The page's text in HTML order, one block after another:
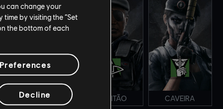
CAVEIRA
CAPITÃO
BLACKBEARD
can change your
by visiting the “Set
the bottom of each
Decline